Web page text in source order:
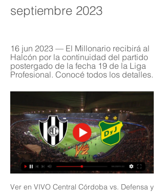
septiembre 2023
16 jun 2023 — El Millonario recibirá al
Halcón por la continuidad del partido
postergado de la fecha 19 de la Liga
Profesional. Conocé todos los detalles.
Ver en VIVO Central Córdoba vs. Defensa y